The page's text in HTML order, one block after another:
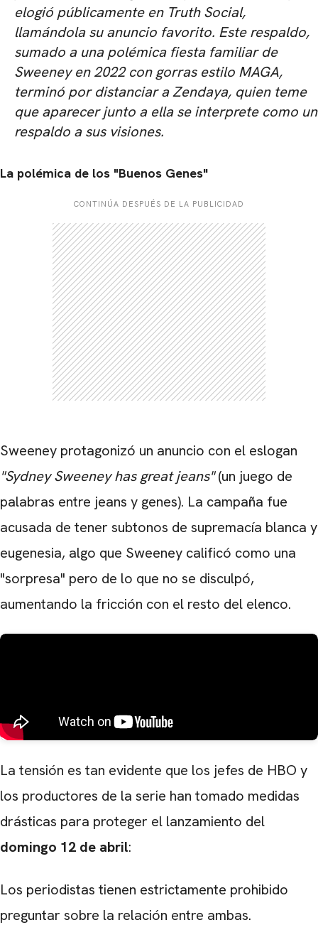
elogió públicamente en Truth Social,
llamándola su anuncio favorito. Este respaldo,
sumado a una polémica fiesta familiar de
Sweeney en 2022 con gorras estilo MAGA,
terminó por distanciar a Zendaya, quien teme
que aparecer junto a ella se interprete como un
respaldo a sus visiones.
La polémica de los "Buenos Genes"
CONTINÚA DESPUÉS DE LA PUBLICIDAD
Sweeney protagonizó un anuncio con el eslogan
"Sydney Sweeney has great jeans"(un juego de
palabras entre jeans y genes). La campaña fue
acusada de tener subtonos de supremacía blanca y
eugenesia, algo que Sweeney calificó como una
"sorpresa" pero de lo que no se disculpó,
aumentando la fricción con el resto del elenco.
La tensión es tan evidente que los jefes de HBO y
los productores de la serie han tomado medidas
drásticas para proteger el lanzamiento del
domingo 12 de abril:
Los periodistas tienen estrictamente prohibido
preguntar sobre la relación entre ambas.
CARREGANDO PUBLICIDADE